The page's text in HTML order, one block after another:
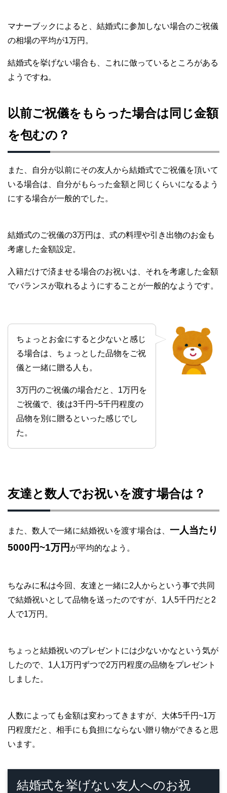
マナーブックによると、結婚式に参加しない場合のご祝儀
の相場の平均が1万円。
結婚式を挙げない場合も、これに倣っているところがある
ようですね。
以前ご祝儀をもらった場合は同じ金額
を包むの？
また、自分が以前にその友人から結婚式でご祝儀を頂いて
いる場合は、自分がもらった金額と同じくらいになるよう
にする場合が一般的でした。
結婚式のご祝儀の3万円は、式の料理や引き出物のお金も
考慮した金額設定。
入籍だけで済ませる場合のお祝いは、それを考慮した金額
でバランスが取れるようにすることが一般的なようです。
ちょっとお金にすると少ないと感じ
る場合は、ちょっとした品物をご祝
儀と一緒に贈る人も。
3万円のご祝儀の場合だと、1万円を
ご祝儀で、後は3千円~5千円程度の
品物を別に贈るといった感じでし
た。
友達と数人でお祝いを渡す場合は？
また、数人で一緒に結婚祝いを渡す場合は、 一人当たり
5000円~1万円 が平均的なよう。
ちなみに私は今回、友達と一緒に2人からという事で共同
で結婚祝いとして品物を送ったのですが、1人5千円だと2
人で1万円。
ちょっと結婚祝いのプレゼントには少ないかなという気が
したので、1人1万円ずつで2万円程度の品物をプレゼント
しました。
人数によっても金額は変わってきますが、大体5千円~1万
円程度だと、相手にも負担にならない贈り物ができると思
います。
結婚式を挙げない友人へのお祝